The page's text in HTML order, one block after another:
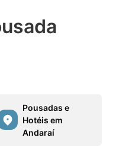
Pousadas e
Hotéis em
Andaraí